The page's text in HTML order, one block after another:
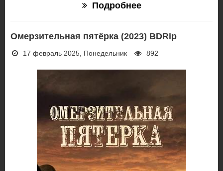
Подробнее
Омерзительная пятёрка (2023) BDRip
17 февраль 2025, Понедельник 892